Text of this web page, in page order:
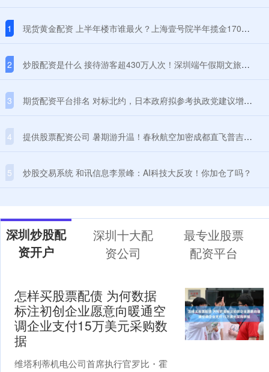
1 现货黄金配资 上半年楼市谁最火？上海壹号院半年揽金170亿登顶，成都有新房卖到22万/平
2 炒股配资是什么 接待游客超430万人次！深圳端午假期文旅市场再创新高
3 期货配资平台排名 对标北约，日本政府拟参考执政党建议增加防卫费
4 提供股票配资公司 暑期游升温！春秋航空加密成都直飞普吉航线，每周增至5班
5 炒股交易系统 和讯信息李景峰：AI科技大反攻！你加仓了吗？
深圳炒股配
资开户
深圳十大配
资公司
最专业股票
配资平台
怎样买股票配债 为何数据
标注初创企业愿意向暖通空
调企业支付15万美元采购数
据
维塔利蒂机电公司首席执行官罗比・霍